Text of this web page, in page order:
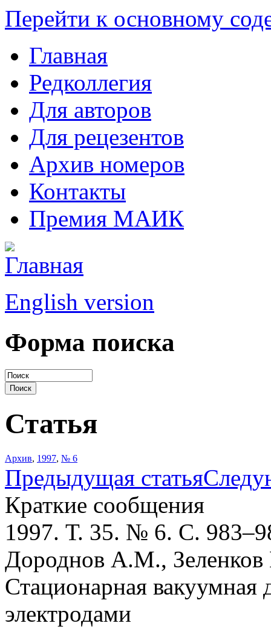
Перейти к основному
Главная
Редколлегия
Для авторов
Для рецезентов
Архив номеров
Контакты
Премия МАИК
English version
Форма поиска
Статья
Архив, 1997, № 6
Предыдущая статья
Краткие сообщения
1997. Т. 35. № 6. С.
Дороднов А.М.,
Стационарная
электродами